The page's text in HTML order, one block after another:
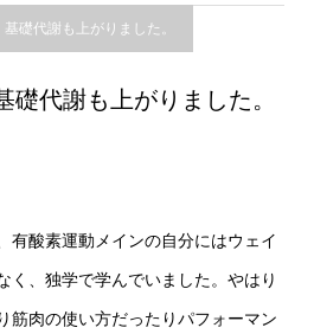
礎代謝も上がりました。
代謝も上がりました。
有酸素運動メインの自分にはウェイ
く、独学で学んでいました。やはり
筋肉の使い方だったりパフォーマン